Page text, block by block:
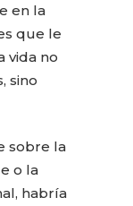
en la
que le
vida no
sino
sobre la
o la
habría